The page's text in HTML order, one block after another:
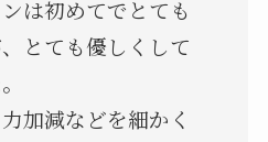
は初めてでとても
とても優しくして
加減などを細かく